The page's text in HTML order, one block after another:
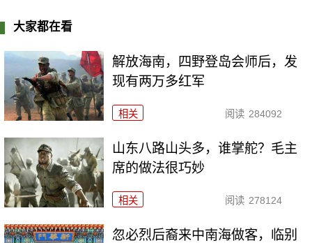
大家都在看
解放海南，四野登岛会师后，发
现有两万多红军
相关 阅读 284092
山东八路山头多，谁掌舵？毛主
席的做法很巧妙
相关 阅读 278124
忽必烈后裔来中南海做客，临别